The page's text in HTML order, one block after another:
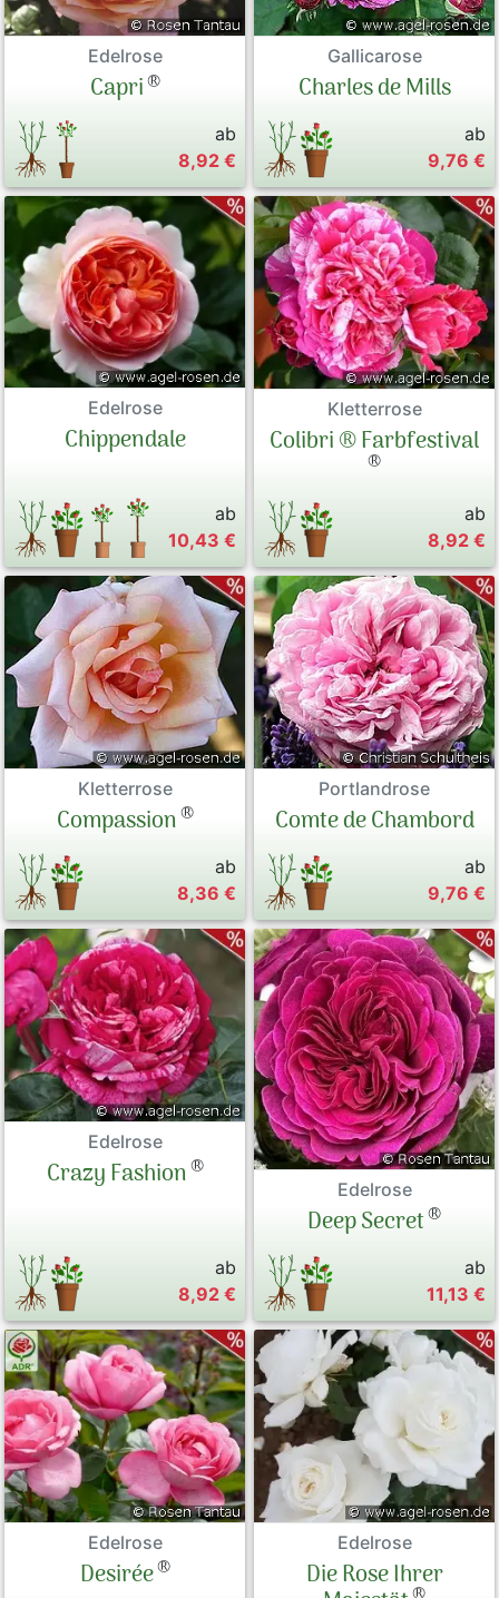
Edelrose
Capri®
ab
8,92 €
Gallicarose
Charles de Mills
ab
9,76 €
Edelrose
Chippendale
ab
10,43 €
Kletterrose
Colibri ® Farbfestival
®
ab
8,92 €
Kletterrose
Compassion®
ab
8,36 €
Portlandrose
Comte de Chambord
ab
9,76 €
Edelrose
Crazy Fashion®
ab
8,92 €
Edelrose
Deep Secret®
ab
11,13 €
Edelrose
Desirée®
Edelrose
Die Rose Ihrer